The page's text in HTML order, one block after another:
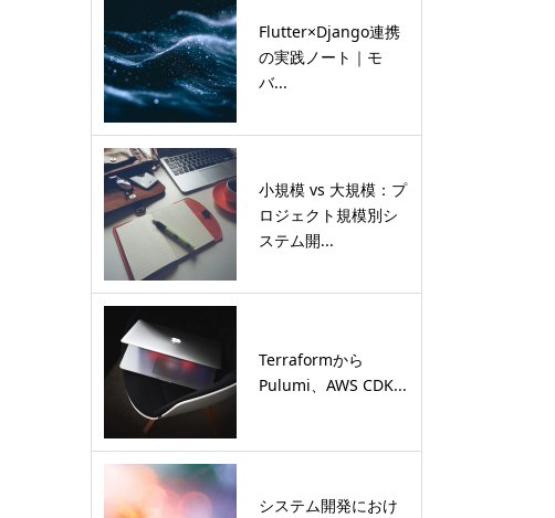
Flutter×Django連携
の実践ノート｜モ
バ...
小規模 vs 大規模：プ
ロジェクト規模別シ
ステム開...
Terraformから
Pulumi、AWS CDK...
システム開発におけ